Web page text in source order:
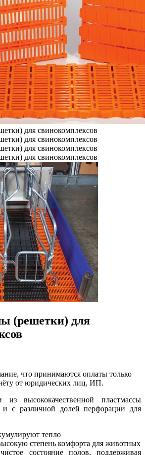
(решетки) для
что принимаются оплаты только
от юридических лиц, ИП.
высококачественной пластмассы
и с различной долей перфорации для
тепло
степень комфорта для животных
состояние полов, поддерживая